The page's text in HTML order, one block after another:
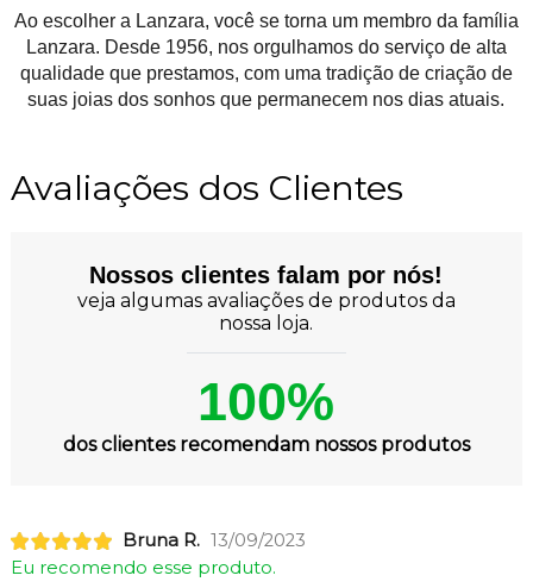
Ao escolher a Lanzara, você se torna um membro da família
Lanzara. Desde 1956, nos orgulhamos do serviço de alta
qualidade que prestamos, com uma tradição de criação de
suas joias dos sonhos que permanecem nos dias atuais.
Avaliações dos Clientes
Nossos clientes falam por nós!
veja algumas avaliações de produtos da
nossa loja.
100%
dos clientes recomendam nossos produtos
Bruna R. 13/09/2023
Eu recomendo esse produto.